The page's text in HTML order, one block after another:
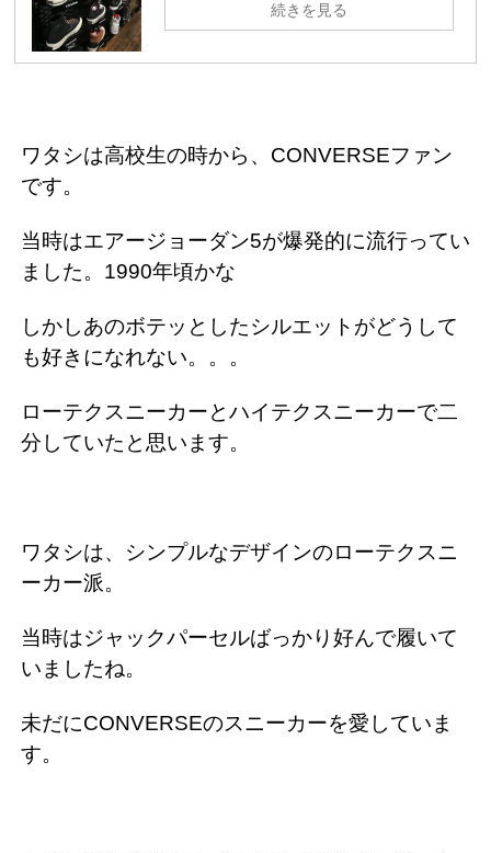
続きを見る
ワタシは高校生の時から、CONVERSEファン
です。
当時はエアージョーダン5が爆発的に流行ってい
ました。1990年頃かな
しかしあのボテッとしたシルエットがどうして
も好きになれない。。。
ローテクスニーカーとハイテクスニーカーで二
分していたと思います。
ワタシは、シンプルなデザインのローテクスニ
ーカー派。
当時はジャックパーセルばっかり好んで履いて
いましたね。
未だにCONVERSEのスニーカーを愛していま
す。